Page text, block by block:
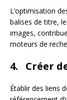
L’optimisation
balises de titre,
images,
moteurs de
4. Créer
Établir des liens